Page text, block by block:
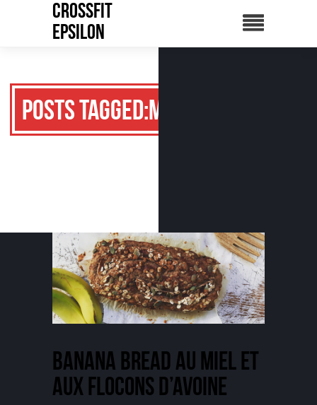
CrossFit
Epsilon
Posts Tagged:miel
Banana bread au miel et
aux flocons d’avoine